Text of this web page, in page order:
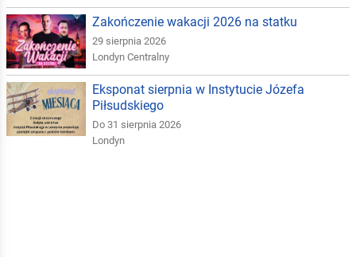
Zakończenie wakacji 2026 na statku
29 sierpnia 2026
Londyn Centralny
Eksponat sierpnia w Instytucie Józefa
Piłsudskiego
Do 31 sierpnia 2026
Londyn